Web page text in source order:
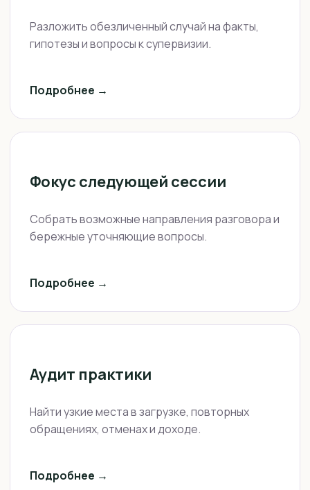
Разложить обезличенный случай на факты,
гипотезы и вопросы к супервизии.
Подробнее →
Фокус следующей сессии
Собрать возможные направления разговора и
бережные уточняющие вопросы.
Подробнее →
Аудит практики
Найти узкие места в загрузке, повторных
обращениях, отменах и доходе.
Подробнее →